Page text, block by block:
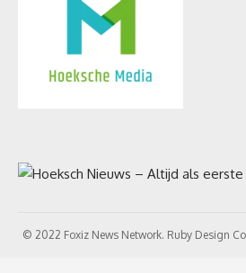
© 2022 Foxiz News Network. Ruby Design